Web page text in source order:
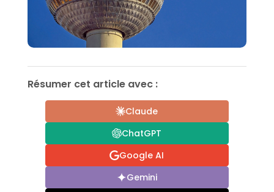
Résumer cet article avec :
Claude
ChatGPT
Google AI
Gemini